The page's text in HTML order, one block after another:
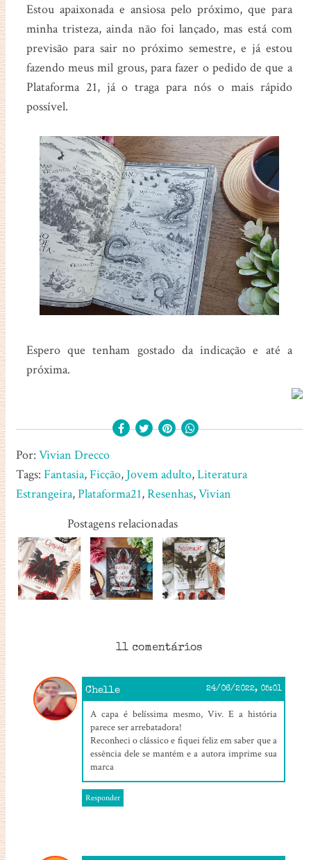
Estou apaixonada e ansiosa pelo próximo, que para
minha tristeza, ainda não foi lançado, mas está com
previsão para sair no próximo semestre, e já estou
fazendo meus mil grous, para fazer o pedido de que a
Plataforma 21, já o traga para nós o mais rápido
possível.
Espero que tenham gostado da indicação e até a
próxima.
Por: Vivian Drecco
Tags: Fantasia,Ficção, Jovem adulto,Literatura
Estrangeira,Plataforma21,Resenhas,Vivian
Postagens relacionadas
11 comentários
Chelle 24/06/2022, 05:01
A capa é belíssima mesmo, Viv. E a história
parece ser arrebatadora!
Reconheci o clássico e fiquei feliz em saber que a
essência dele se mantém e a autora imprime sua
marca
Responder